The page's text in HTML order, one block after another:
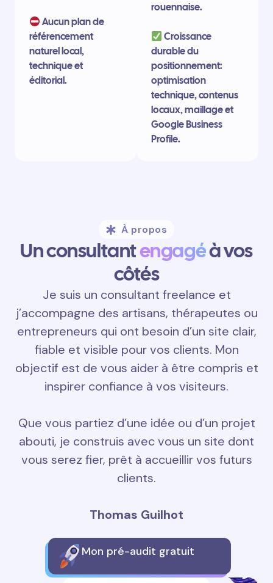
Aucun plan de
référencement
naturel local,
technique et
éditorial.
rouennaise.
Croissance
durable du
positionnement:
optimisation
technique, contenus
locaux, maillage et
Google Business
Profile.
À propos
Un consultantengagéà vos
côtés
Je suis un consultant freelance et
j’accompagne des artisans, thérapeutes ou
entrepreneurs qui ont besoin d’un site clair,
fiable et visible pour vos clients. Mon
objectif est de vous aider à être compris et
inspirer confiance à vos visiteurs.
Que vous partiez d’une idée ou d’un projet
abouti, je construis avec vous un site dont
vous serez fier, prêt à accueillir vos futurs
clients.
Thomas Guilhot
Mon pré-audit gratuit